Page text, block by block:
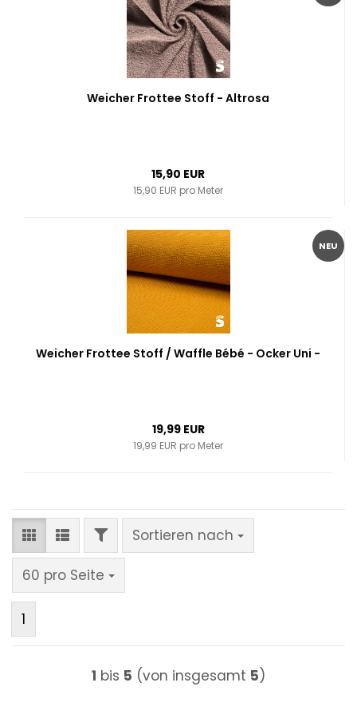
Weicher Frottee Stoff - Altrosa
15,90 EUR
15,90 EUR pro Meter
NEU
Weicher Frottee Stoff / Waffle Bébé - Ocker Uni -
19,99 EUR
19,99 EUR pro Meter
FILTERSortieren nach
Sortieren nach
60 pro Seite
pro Seite
1
1 bis 5 (von insgesamt 5)